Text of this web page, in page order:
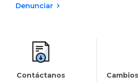
Denunciar
Contáctanos